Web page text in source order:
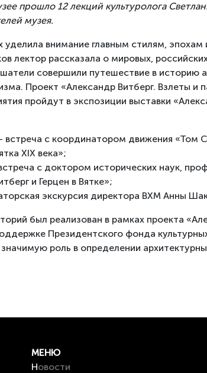
прошло 12 лекций культуролога
музея.
внимание главным стилям,
лектор рассказала о мировых,
совершили путешествие в историю
Проект «Александр Витберг. Взлеты и
пройдут в экспозиции выставки
встреча с координатором движения «Том
XIX века»;
с доктором исторических наук,
и Герцен в Вятке»;
экскурсия директора ВХМ Анны
был реализован в рамках проекта
Президентского фонда
роль в определении
МЕНЮ
Новости